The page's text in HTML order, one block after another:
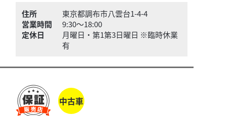
住所
東京都調布市八雲台1-4-4
営業時間
9:30～18:00
定休日
月曜日・第1第3日曜日 ※臨時休業
有
中古車